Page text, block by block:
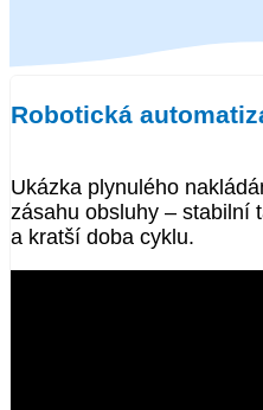
Robotická
Ukázka plynulého
zásahu obsluhy – stabilní
a kratší doba cyklu.